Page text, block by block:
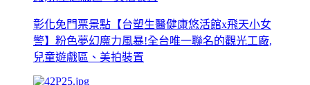
彰化免門票景點【台塑生醫健康悠活館x飛天小女
警】粉色夢幻魔力風暴!全台唯一聯名的觀光工廠,
兒童遊戲區、美拍裝置